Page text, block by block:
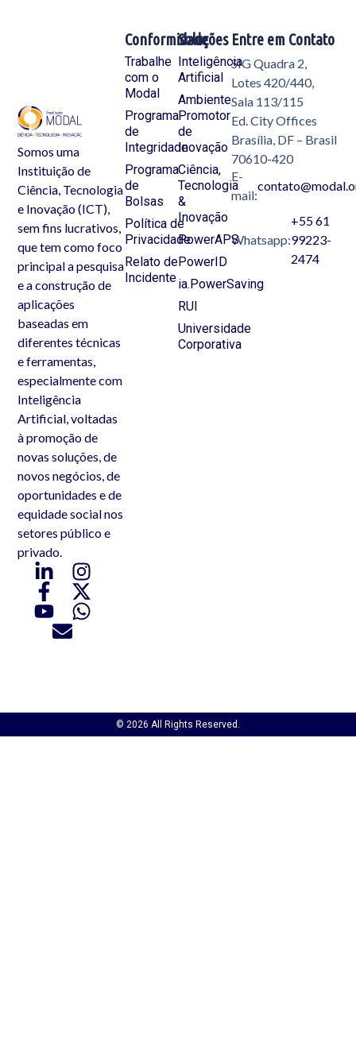
Somos uma
Instituição de
Ciência, Tecnologia
e Inovação (ICT),
sem fins lucrativos,
que tem como foco
principal a pesquisa
e a construção de
aplicações
baseadas em
diferentes técnicas
e ferramentas,
especialmente com
Inteligência
Artificial, voltadas
à promoção de
novas soluções, de
novos negócios, de
oportunidades e de
equidade social nos
setores público e
privado.
Soluções
Inteligência
Artificial
Ambiente
Promotor
de
Inovação
Ciência,
Tecnologia
&
Inovação
PowerAPS
PowerID
ia.PowerSaving
RUI
Universidade
Corporativa
Conformidade
Trabalhe
com o
Modal
Programa
de
Integridade
Programa
de
Bolsas
Política de
Privacidade
Relato de
Incidente
Entre em Contato
SIG Quadra 2,
Lotes 420/440,
Sala 113/115
Ed. City Offices
Brasília, DF – Brasil
70610-420
E-
mail:
Whatsapp:
+55 61
99223-
2474
© 2026 All Rights Reserved.